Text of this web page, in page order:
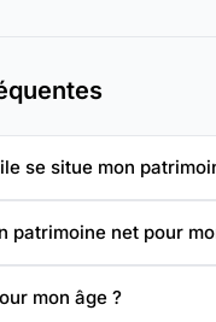
se situe mon
patrimoine net pour
mon âge ?